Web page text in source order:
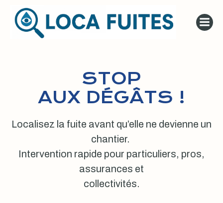
au
contenu
STOP
AUX DÉGÂTS !
Localisez la fuite avant qu’elle ne devienne un
chantier.
Intervention rapide pour particuliers, pros,
assurances et
collectivités.